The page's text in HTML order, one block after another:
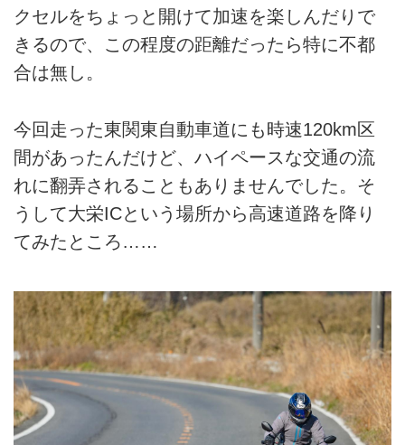
クセルをちょっと開けて加速を楽しんだりで
きるので、この程度の距離だったら特に不都
合は無し。
今回走った東関東自動車道にも時速120km区
間があったんだけど、ハイペースな交通の流
れに翻弄されることもありませんでした。そ
うして大栄ICという場所から高速道路を降り
てみたところ……